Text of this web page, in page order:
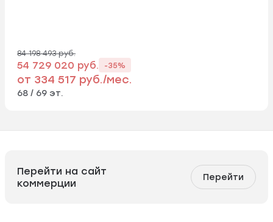
84 198 493 руб.
54 729 020 руб. -35%
от 334 517 руб./мес.
68 / 69 эт.
Перейти на сайт
коммерции
Перейти